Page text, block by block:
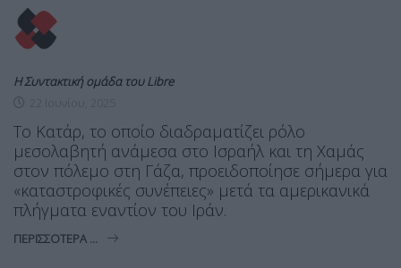
Η Συντακτική ομάδα του Libre
Το Κατάρ, το οποίο διαδραματίζει ρόλο
μεσολαβητή ανάμεσα στο Ισραήλ και τη Χαμάς
στον πόλεμο στη Γάζα, προειδοποίησε σήμερα για
«καταστροφικές συνέπειες» μετά τα αμερικανικά
πλήγματα εναντίον του Ιράν.
ΠΕΡΙΣΣΌΤΕΡΑ ...